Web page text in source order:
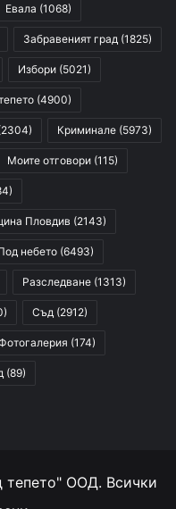
Евала (1068)
Забравеният град (1825)
Избори (5021)
(4900)
Криминале (5973)
Моите отговори (115)
Пловдив (2143)
небето (6493)
Разследване (1313)
Съд (2912)
(174)
(89)
ООД. Всички